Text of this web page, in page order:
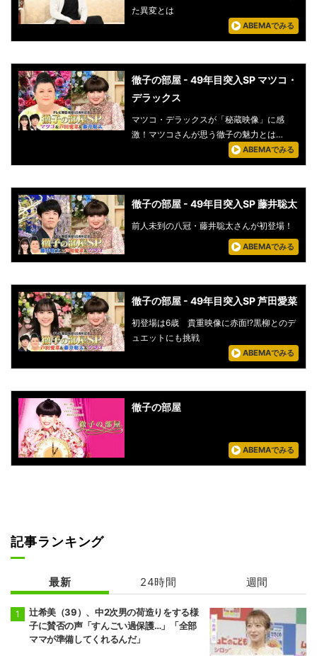
た異変とは
ABEMAでみる
徹子の部屋 - 49年目突入SP マツコ・
デラックス
マツコ・デラックスが「秘蔵映像」に感
激！マツコさんが思う徹子の魅力とは…
ABEMAでみる
徹子の部屋 - 49年目突入SP 藤井聡太
前人未到の八冠・藤井聡太さんが初登場！
ABEMAでみる
徹子の部屋 - 49年目突入SP 芦田愛菜
初登場は6歳 貴重映像に赤面!?黒柳とのデ
ュエットにも挑戦
ABEMAでみる
徹子の部屋
ABEMAでみる
記事ランキング
最新 24時間 週間
辻希美（39）、中2次男の荷造りをする様
子に賛否の声「すんごい過保護…」「全部
ママが準備してくれるんだ」